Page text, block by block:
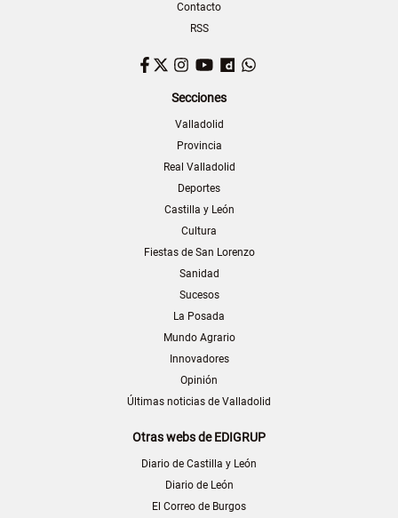
Contacto
RSS
Facebook
TwitterInstagram
YouTubeDailymotion
Secciones
Valladolid
Provincia
Real Valladolid
Deportes
Castilla y León
Cultura
Fiestas de San Lorenzo
Sanidad
Sucesos
La Posada
Mundo Agrario
Innovadores
Opinión
Últimas noticias de Valladolid
Otras webs de EDIGRUP
Diario de Castilla y León
Diario de León
El Correo de Burgos